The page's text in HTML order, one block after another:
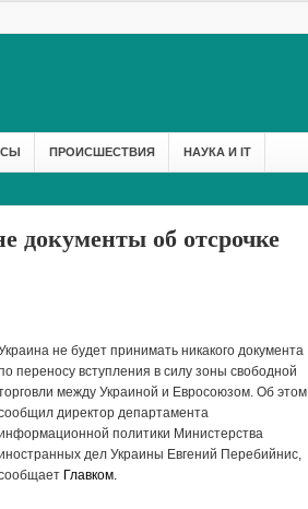
ПРОИСШЕСТВИЯ НАУКА И IT
документы об отсрочке
не будет принимать никакого документа
переносу вступления в силу зоны свободной
между Украиной и Евросоюзом. Об этом
директор департамента
политики Министерства
дел Украины Евгений Перебийнис,
Главком.